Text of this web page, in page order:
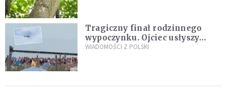
Tragiczny finał rodzinnego
wypoczynku. Ojciec usłyszy
zarzuty
WIADOMOŚCI Z POLSKI